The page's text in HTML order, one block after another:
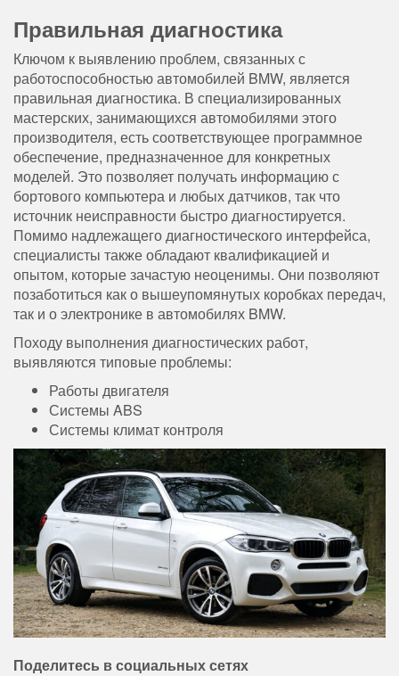
Правильная диагностика
Ключом к выявлению проблем, связанных с
работоспособностью автомобилей BMW, является
правильная диагностика. В специализированных
мастерских, занимающихся автомобилями этого
производителя, есть соответствующее программное
обеспечение, предназначенное для конкретных
моделей. Это позволяет получать информацию с
бортового компьютера и любых датчиков, так что
источник неисправности быстро диагностируется.
Помимо надлежащего диагностического интерфейса,
специалисты также обладают квалификацией и
опытом, которые зачастую неоценимы. Они позволяют
позаботиться как о вышеупомянутых коробках передач,
так и о электронике в автомобилях BMW.
Походу выполнения диагностических работ,
выявляются типовые проблемы:
Работы двигателя
Системы ABS
Системы климат контроля
Поделитесь в социальных сетях